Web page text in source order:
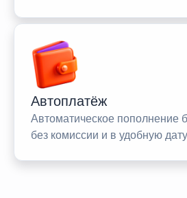
Автоплатёж
Автоматическое пополнение
без комиссии и в удобную